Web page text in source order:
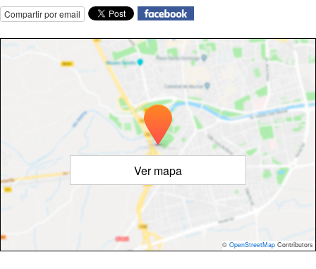
Compartir por email
Ver mapa
© OpenStreetMap Contributors